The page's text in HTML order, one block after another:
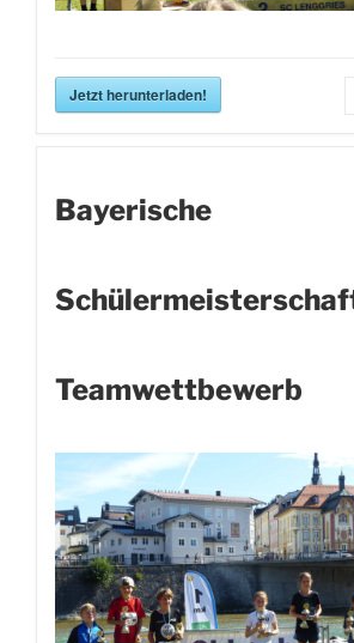
Jetzt herunterladen!
Bayerische
Teamwettbewerb